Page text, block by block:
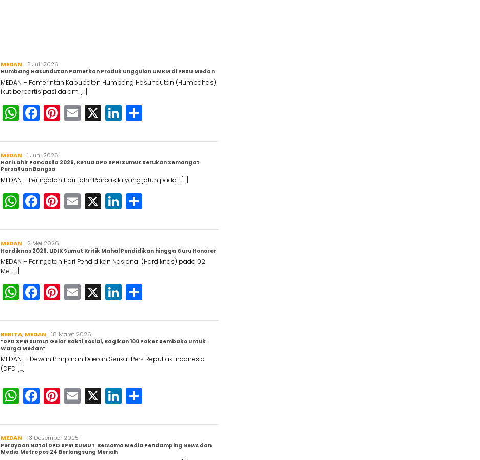
MEDAN Redaksi
5 Juli 2026
Humbang Hasundutan Pamerkan Produk Unggulan UMKM di PRSU Medan
MEDAN – Pemerintah Kabupaten Humbang Hasundutan (Humbahas)
ikut berpartisipasi dalam […]
WhatsApp
Facebook
Pinterest
Email
X LinkedIn
MEDAN Redaksi
1 Juni 2026
Hari Lahir Pancasila 2026, Ketua DPD SPRI Sumut Serukan Semangat
Persatuan Bangsa
MEDAN – Peringatan Hari Lahir Pancasila yang jatuh pada 1 […]
WhatsApp
Facebook
Pinterest
Email
X LinkedIn
MEDAN Redaksi
2 Mei 2026
Hardiknas 2026, LIDIK Sumut Kritik Mahal Pendidikan hingga Guru Honorer
MEDAN – Peringatan Hari Pendidikan Nasional (Hardiknas) pada 02
Mei […]
WhatsApp
Facebook
Pinterest
Email
X LinkedIn
BERITA, MEDAN Redaksi
18 Maret 2026
“DPD SPRI Sumut Gelar Bakti Sosial, Bagikan 100 Paket Sembako untuk
Warga Medan”
MEDAN — Dewan Pimpinan Daerah Serikat Pers Republik Indonesia
(DPD […]
WhatsApp
Facebook
Pinterest
Email
X LinkedIn
MEDAN Maruli
Simanjuntak
13 Desember 2025
Perayaan Natal DPD SPRI SUMUT Bersama Media Pendamping News dan
Media Metropos 24 Berlangsung Meriah